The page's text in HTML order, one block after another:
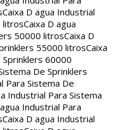
Caixa D agua Industrial
litrosCaixa D agua
50000 litrosCaixa D
55000 litrosCaixa
60000
De Sprinklers
Para Sistema De
Industrial Para Sistema
Industrial Para
Caixa D agua Industrial